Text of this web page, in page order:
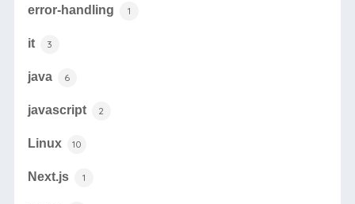
error-handling 1
it 3
java 6
javascript 2
Linux 10
Next.js 1